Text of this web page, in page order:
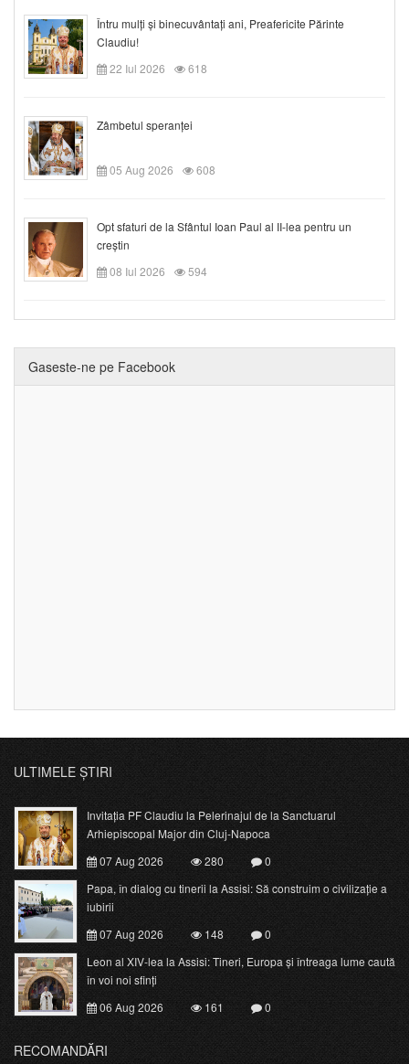
Întru mulți și binecuvântați ani, Preafericite Părinte
Claudiu!
22 Iul 2026
618
Zâmbetul speranței
05 Aug 2026 608
Opt sfaturi de la Sfântul Ioan Paul al II-lea pentru un
creștin
08 Iul 2026
594
Gaseste-ne pe Facebook
ULTIMELE ȘTIRI
Invitația PF Claudiu la Pelerinajul de la Sanctuarul
Arhiepiscopal Major din Cluj-Napoca
07 Aug 2026
280
0
Papa, în dialog cu tinerii la Assisi: Să construim o civilizație a
iubirii
07 Aug 2026
148
0
Leon al XIV-lea la Assisi: Tineri, Europa și întreaga lume caută
în voi noi sfinți
06 Aug 2026
161 0
RECOMANDĂRI